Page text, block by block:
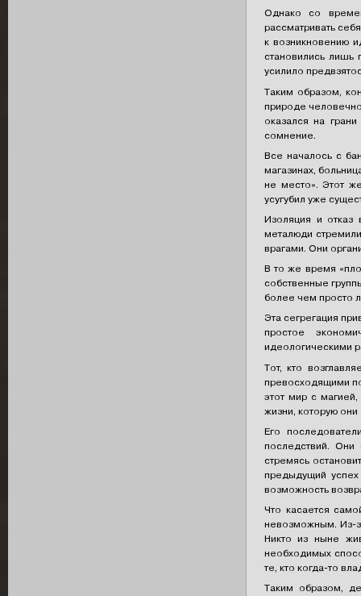
Однако со
рассматривать
к возникновению
становились лишь
усилило
Таким образом,
природе
оказался на
сомнение.
Все началось с
магазинах,
не место». Этот
усугубил уже
Изоляция и отказ
металюди
врагами. Они
В то же время
собственные
более чем просто
Эта сегрегация
простое
идеологическими
Тот, кто
превосходящими
этот мир с
жизни, которую они
Его
последствий.
стремясь
предыдущий
возможность
Что касается
невозможным. Из-
Никто из ныне
необходимых
те, кто когда-то
Таким образом,